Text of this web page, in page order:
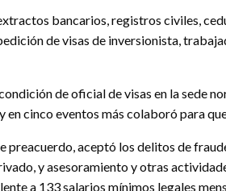
bancarios, registros civiles,
de visas de inversionista,
de oficial de visas en la sede
en cinco eventos más colaboró para
preacuerdo, aceptó los delitos de
y asesoramiento y otras
a 133 salarios mínimos legales